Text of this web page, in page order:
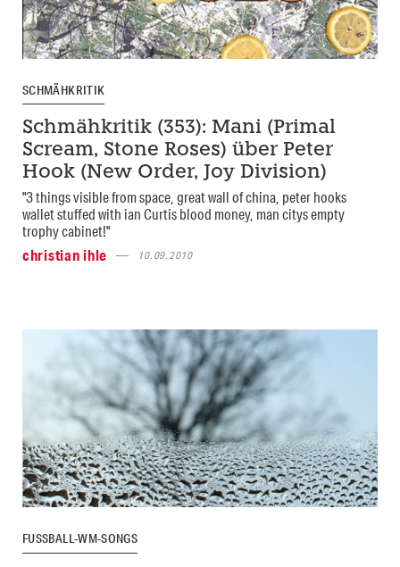
SCHMÄHKRITIK
Schmähkritik (353): Mani (Primal
Scream, Stone Roses) über Peter
Hook (New Order, Joy Division)
"3 things visible from space, great wall of china, peter hooks
wallet stuffed with ian Curtis blood money, man citys empty
trophy cabinet!"
christian ihle
10.09.2010
FUSSBALL-WM-SONGS